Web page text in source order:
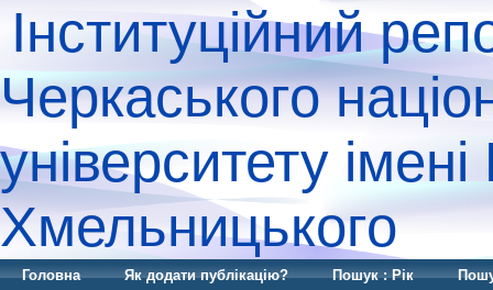
Інституційний
Черкаського
університету
Хмельницького
Головна Як додати публікацію? Пошук : Рік